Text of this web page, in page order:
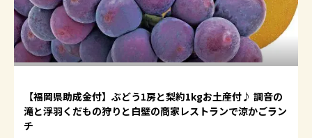
【福岡県助成金付】ぶどう1房と梨約1kgお土産付♪ 調音の
滝と浮羽くだもの狩りと白壁の商家レストランで涼かごラン
チ